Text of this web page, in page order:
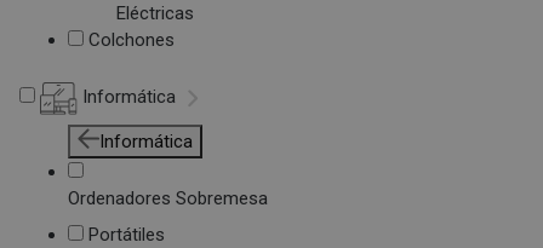
Eléctricas
Colchones
Informática
Informática
Ordenadores Sobremesa
Portátiles